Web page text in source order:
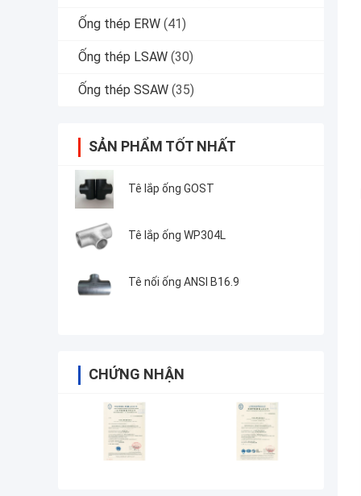
Ống thép ERW (41)
Ống thép LSAW (30)
Ống thép SSAW (35)
SẢN PHẨM TỐT NHẤT
Tê lắp ống GOST
Tê lắp ống WP304L
Tê nối ống ANSI B16.9
CHỨNG NHẬN